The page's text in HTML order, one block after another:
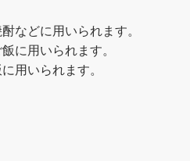
などに用いられます。
に用いられます。
用いられます。